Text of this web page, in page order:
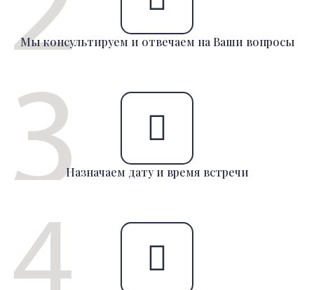
Мы консультируем и отвечаем на Ваши вопросы
Назначаем дату и время встречи